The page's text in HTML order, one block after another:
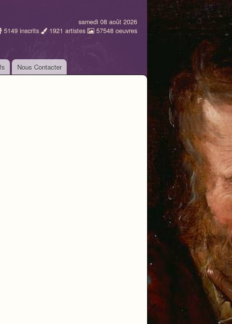
samedi 08 août 2026
5149 inscrits 1921 artistes 57548 oeuvres
Nous Contacter